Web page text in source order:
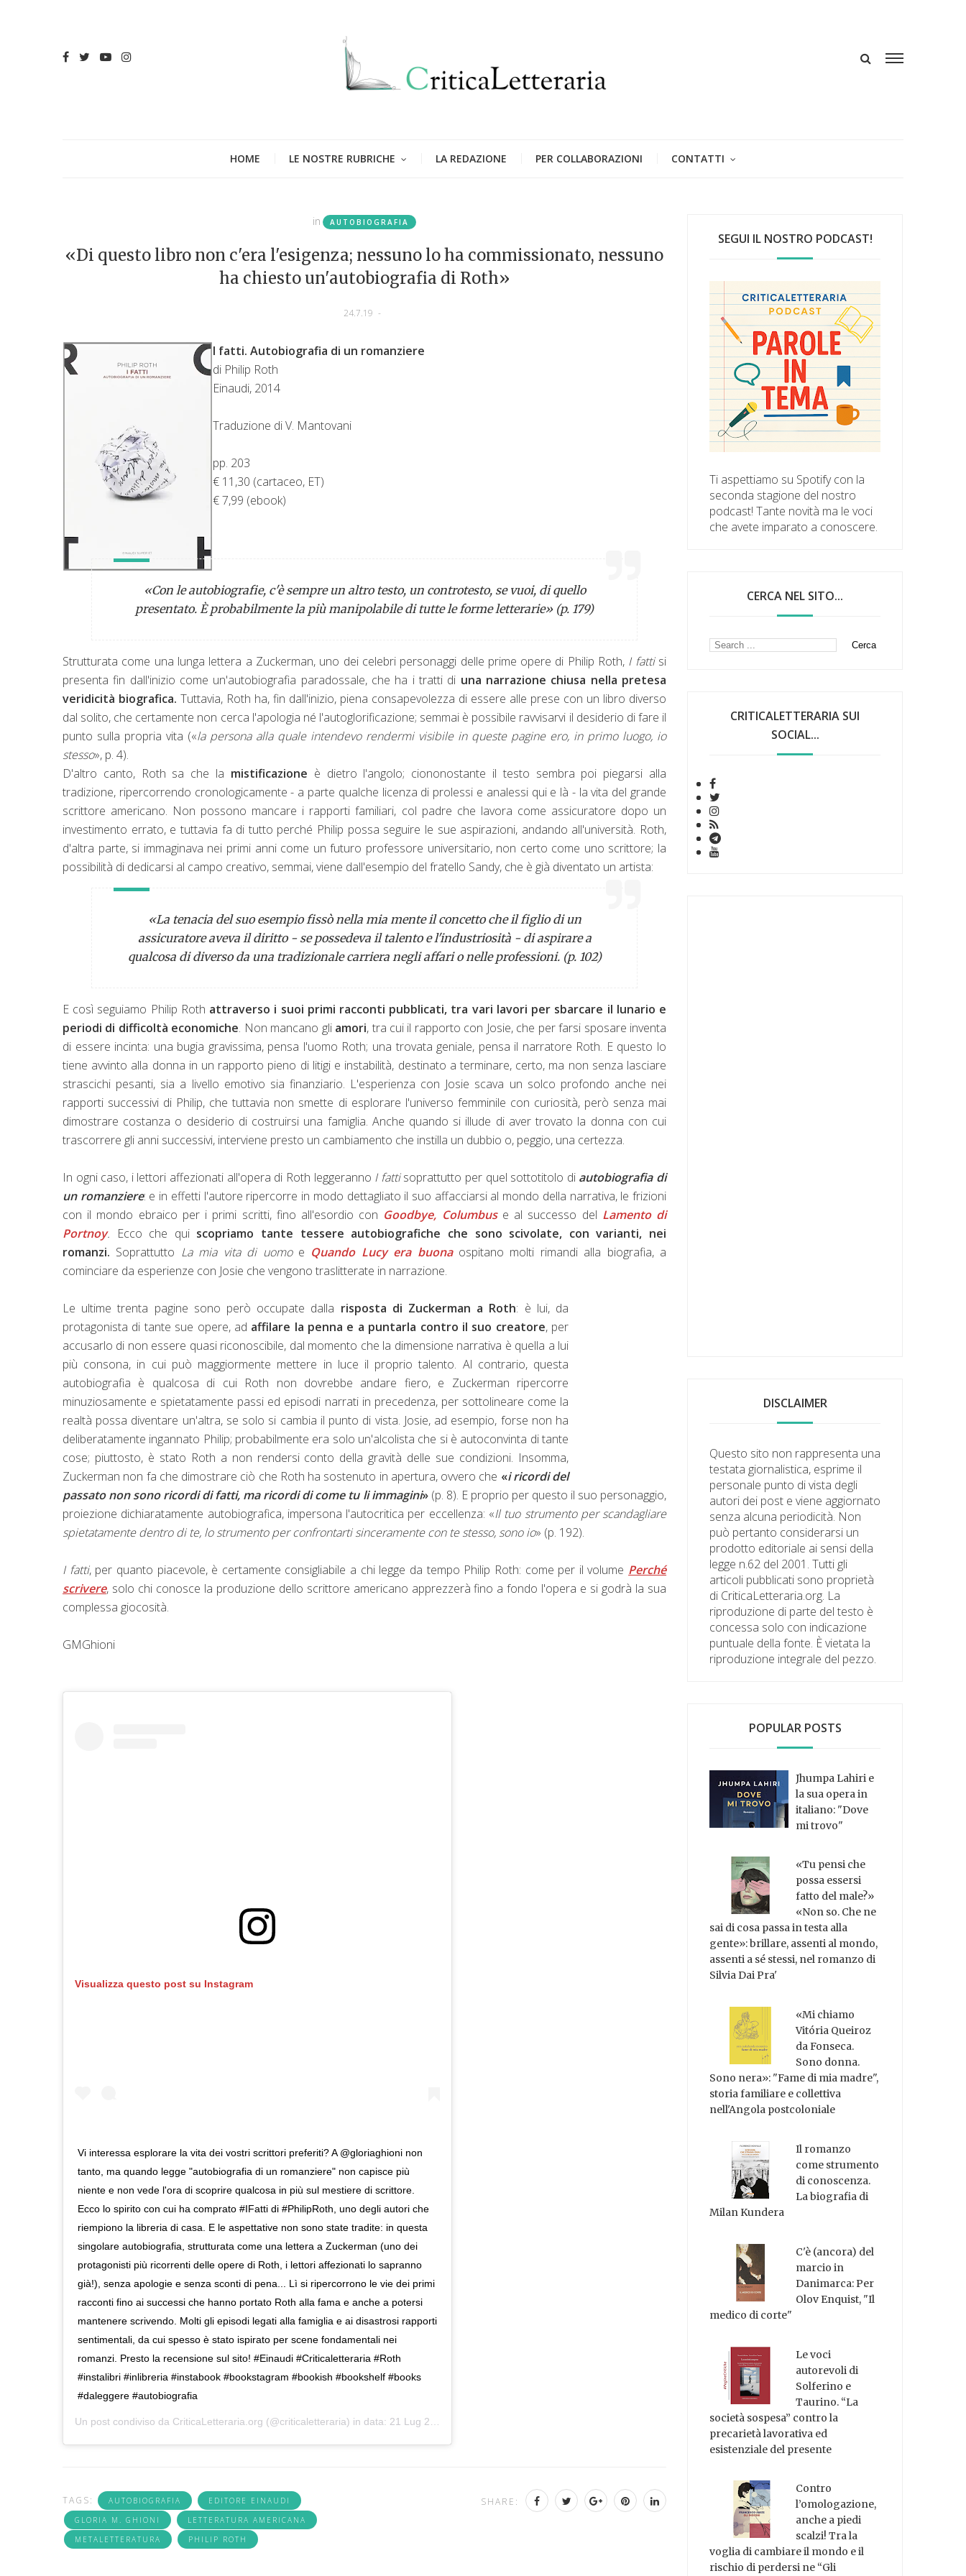
HOME LE NOSTRE RUBRICHE LA REDAZIONE PER COLLABORAZIONI CONTATTI
in AUTOBIOGRAFIA
«Di questo libro non c'era l'esigenza; nessuno lo ha commissionato, nessuno
ha chiesto un'autobiografia di Roth»
24.7.19 -
I fatti. Autobiografia di un romanziere
di Philip Roth
Einaudi, 2014
Traduzione di V. Mantovani
pp. 203
€ 11,30 (cartaceo, ET)
€ 7,99 (ebook)
«Con le autobiografie, c'è sempre un altro testo, un controtesto, se vuoi, di quello
presentato. È probabilmente la più manipolabile di tutte le forme letterarie» (p. 179)
Strutturata come una lunga lettera a Zuckerman, uno dei celebri personaggi delle prime opere di Philip Roth, I fattisi
presenta fin dall'inizio come un'autobiografia paradossale, che ha i tratti di una narrazione chiusa nella pretesa
veridicità biografica. Tuttavia, Roth ha, fin dall'inizio, piena consapevolezza di essere alle prese con un libro diverso
dal solito, che certamente non cerca l'apologia né l'autoglorificazione; semmai è possibile ravvisarvi il desiderio di fare il
punto sulla propria vita («la persona alla quale intendevo rendermi visibile in queste pagine ero, in primo luogo, io
stesso», p. 4).
D'altro canto, Roth sa che la mistificazione è dietro l'angolo; ciononostante il testo sembra poi piegarsi alla
tradizione, ripercorrendo cronologicamente - a parte qualche licenza di prolessi e analessi qui e là - la vita del grande
scrittore americano. Non possono mancare i rapporti familiari, col padre che lavora come assicuratore dopo un
investimento errato, e tuttavia fa di tutto perché Philip possa seguire le sue aspirazioni, andando all'università. Roth,
d'altra parte, si immaginava nei primi anni come un futuro professore universitario, non certo come uno scrittore; la
possibilità di dedicarsi al campo creativo, semmai, viene dall'esempio del fratello Sandy, che è già diventato un artista:
«La tenacia del suo esempio fissò nella mia mente il concetto che il figlio di un
assicuratore aveva il diritto - se possedeva il talento e l'industriosità - di aspirare a
qualcosa di diverso da una tradizionale carriera negli affari o nelle professioni. (p. 102)
E così seguiamo Philip Roth attraverso i suoi primi racconti pubblicati, tra vari lavori per sbarcare il lunario e
periodi di difficoltà economiche. Non mancano gli amori, tra cui il rapporto con Josie, che per farsi sposare inventa
di essere incinta: una bugia gravissima, pensa l'uomo Roth; una trovata geniale, pensa il narratore Roth. E questo lo
tiene avvinto alla donna in un rapporto pieno di litigi e instabilità, destinato a terminare, certo, ma non senza lasciare
strascichi pesanti, sia a livello emotivo sia finanziario. L'esperienza con Josie scava un solco profondo anche nei
rapporti successivi di Philip, che tuttavia non smette di esplorare l'universo femminile con curiosità, però senza mai
dimostrare costanza o desiderio di costruirsi una famiglia. Anche quando si illude di aver trovato la donna con cui
trascorrere gli anni successivi, interviene presto un cambiamento che instilla un dubbio o, peggio, una certezza.
In ogni caso, i lettori affezionati all'opera di Roth leggeranno I fattisoprattutto per quel sottotitolo di autobiografia di
un romanziere: e in effetti l'autore ripercorre in modo dettagliato il suo affacciarsi al mondo della narrativa, le frizioni
con il mondo ebraico per i primi scritti, fino all'esordio con Goodbye, Columbuse al successo del Lamento di
Portnoy. Ecco che qui scopriamo tante tessere autobiografiche che sono scivolate, con varianti, nei
romanzi. Soprattutto La mia vita di uomoe Quando Lucy era buona ospitano molti rimandi alla biografia, a
cominciare da esperienze con Josie che vengono traslitterate in narrazione.
Le ultime trenta pagine sono però occupate dalla risposta di Zuckerman a Roth: è lui, da
protagonista di tante sue opere, ad affilare la penna e a puntarla contro il suo creatore, per
accusarlo di non essere quasi riconoscibile, dal momento che la dimensione narrativa è quella a lui
più consona, in cui può maggiormente mettere in luce il proprio talento. Al contrario, questa
autobiografia è qualcosa di cui Roth non dovrebbe andare fiero, e Zuckerman ripercorre
minuziosamente e spietatamente passi ed episodi narrati in precedenza, per sottolineare come la
realtà possa diventare un'altra, se solo si cambia il punto di vista. Josie, ad esempio, forse non ha
deliberatamente ingannato Philip; probabilmente era solo un'alcolista che si è autoconvinta di tante
cose; piuttosto, è stato Roth a non rendersi conto della gravità delle sue condizioni. Insomma,
Zuckerman non fa che dimostrare ciò che Roth ha sostenuto in apertura, ovvero che «i ricordi del
passato non sono ricordi di fatti, ma ricordi di come tu li immagini»(p. 8). E proprio per questo il suo personaggio,
proiezione dichiaratamente autobiografica, impersona l'autocritica per eccellenza: «Il tuo strumento per scandagliare
spietatamente dentro di te, lo strumento per confrontarti sinceramente con te stesso, sono io» (p. 192).
I fatti, per quanto piacevole, è certamente consigliabile a chi legge da tempo Philip Roth: come per il volume Perché
scrivere, solo chi conosce la produzione dello scrittore americano apprezzerà fino a fondo l'opera e si godrà la sua
complessa giocosità.
GMGhioni
Visualizza questo post su Instagram
Vi interessa esplorare la vita dei vostri scrittori preferiti? A @gloriaghioni non
tanto, ma quando legge "autobiografia di un romanziere" non capisce più
niente e non vede l'ora di scoprire qualcosa in più sul mestiere di scrittore.
Ecco lo spirito con cui ha comprato #IFatti di #PhilipRoth, uno degli autori che
riempiono la libreria di casa. E le aspettative non sono state tradite: in questa
singolare autobiografia, strutturata come una lettera a Zuckerman (uno dei
protagonisti più ricorrenti delle opere di Roth, i lettori affezionati lo sapranno
già!), senza apologie e senza sconti di pena... Lì si ripercorrono le vie dei primi
racconti fino ai successi che hanno portato Roth alla fama e anche a potersi
mantenere scrivendo. Molti gli episodi legati alla famiglia e ai disastrosi rapporti
sentimentali, da cui spesso è stato ispirato per scene fondamentali nei
romanzi. Presto la recensione sul sito! #Einaudi #Criticaletteraria #Roth
#instalibri #inlibreria #instabook #bookstagram #bookish #bookshelf #books
#daleggere #autobiografia
Un post condiviso da CriticaLetteraria.org (@criticaletteraria) in data: 21 Lug 2019 alle ore 9:56 PDT
TAGS: AUTOBIOGRAFIA
EDITORE EINAUDI
GLORIA M. GHIONI
LETTERATURA AMERICANA
METALETTERATURA
PHILIP ROTH
SHARE:
SEGUI IL NOSTRO PODCAST!
Ti aspettiamo su Spotify con la
seconda stagione del nostro
podcast! Tante novità ma le voci
che avete imparato a conoscere.
CERCA NEL SITO...
CRITICALETTERARIA SUI
SOCIAL...
DISCLAIMER
Questo sito non rappresenta una
testata giornalistica, esprime il
personale punto di vista degli
autori dei post e viene aggiornato
senza alcuna periodicità. Non
può pertanto considerarsi un
prodotto editoriale ai sensi della
legge n.62 del 2001. Tutti gli
articoli pubblicati sono proprietà
di CriticaLetteraria.org. La
riproduzione di parte del testo è
concessa solo con indicazione
puntuale della fonte. È vietata la
riproduzione integrale del pezzo.
POPULAR POSTS
Jhumpa Lahiri e
la sua opera in
italiano: "Dove
mi trovo"
«Tu pensi che
possa essersi
fatto del male?»
«Non so. Che ne
sai di cosa passa in testa alla
gente»: brillare, assenti al mondo,
assenti a sé stessi, nel romanzo di
Silvia Dai Pra'
«Mi chiamo
Vitória Queiroz
da Fonseca.
Sono donna.
Sono nera»: "Fame di mia madre",
storia familiare e collettiva
nell'Angola postcoloniale
Il romanzo
come strumento
di conoscenza.
La biografia di
Milan Kundera
C'è (ancora) del
marcio in
Danimarca: Per
Olov Enquist, "Il
medico di corte"
Le voci
autorevoli di
Solferino e
Taurino. “La
società sospesa” contro la
precarietà lavorativa ed
esistenziale del presente
Contro
l’omologazione,
anche a piedi
scalzi! Tra la
voglia di cambiare il mondo e il
rischio di perdersi ne “Gli